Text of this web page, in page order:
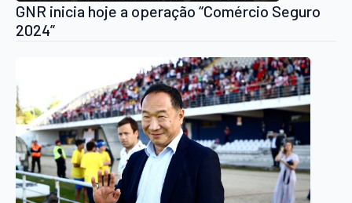
GNR inicia hoje a operação “Comércio Seguro
2024”